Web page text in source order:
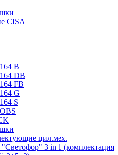
CISA
B
DB
FB
G
S
цил.мех.
"Светофор" 3 in 1 (комплектация